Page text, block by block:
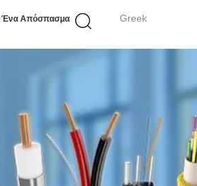
Greek
Ένα Απόσπασμα